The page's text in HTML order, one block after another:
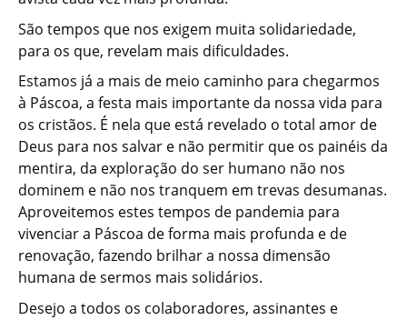
São tempos que nos exigem muita solidariedade,
para os que, revelam mais dificuldades.
Estamos já a mais de meio caminho para chegarmos
à Páscoa, a festa mais importante da nossa vida para
os cristãos. É nela que está revelado o total amor de
Deus para nos salvar e não permitir que os painéis da
mentira, da exploração do ser humano não nos
dominem e não nos tranquem em trevas desumanas.
Aproveitemos estes tempos de pandemia para
vivenciar a Páscoa de forma mais profunda e de
renovação, fazendo brilhar a nossa dimensão
humana de sermos mais solidários.
Desejo a todos os colaboradores, assinantes e